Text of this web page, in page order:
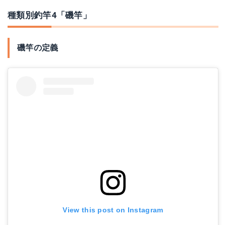
種類別釣竿4「磯竿」
磯竿の定義
View this post on Instagram